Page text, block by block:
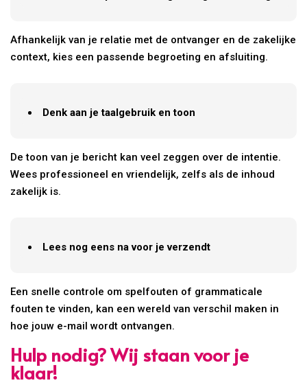
Afhankelijk van je relatie met de ontvanger en de zakelijke
context, kies een passende begroeting en afsluiting.
Denk aan je taalgebruik en toon
De toon van je bericht kan veel zeggen over de intentie.
Wees professioneel en vriendelijk, zelfs als de inhoud
zakelijk is.
Lees nog eens na voor je verzendt
Een snelle controle om spelfouten of grammaticale
fouten te vinden, kan een wereld van verschil maken in
hoe jouw e-mail wordt ontvangen.
Hulp nodig? Wij staan voor je
klaar!